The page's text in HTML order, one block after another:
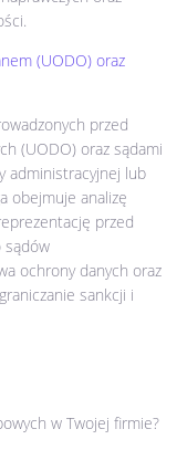
(UODO) oraz
przed
(UODO) oraz sądami
administracyjnej lub
obejmuje analizę
przed
sądów
ochrony danych oraz
sankcji i
w Twojej firmie?